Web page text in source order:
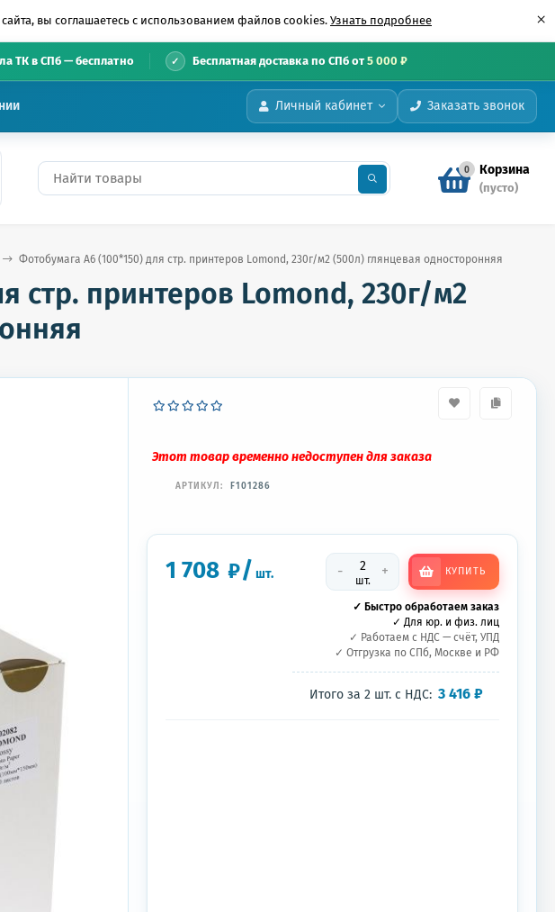
вы соглашаетесь с использованием файлов cookies. Узнать подробнее ×
ТК в СПб — бесплатно Бесплатная доставка по СПб от5 000 ₽
Личный кабинет Заказать звонок
0 Корзина
(пусто)
Фотобумага А6 (100*150) для стр. принтеров Lomond, 230г/м2 (500л) глянцевая односторонняя
стр. принтеров Lomond, 230г/м2
Этот товар временно недоступен для заказа
АРТИКУЛ: F101286
1 708 ₽/ шт. -
шт.
+ КУПИТЬ
✓ Быстро обработаем заказ
✓ Для юр. и физ. лиц
✓ Работаем с НДС — счёт, УПД
✓ Отгрузка по СПб, Москве и РФ
Итого за 2 шт.с НДС: 3 416 ₽